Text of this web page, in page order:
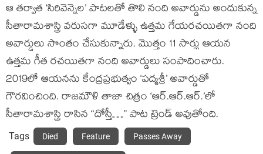
ఆ తర్వాత ‘సిరివెన్నెల’ పాటలతో తొలి నంది అవార్డును అందుకున్న
సీతారామశాస్త్రి వరుసగా మూడేళ్ళు ఉత్తమ గేయరచయితగా నంది
అవార్డులు సొంతం చేసుకున్నారు. మొత్తం 11 సార్లు ఆయన
ఉత్తమ గీత రచయితగా నంది అవార్డులు సంపాదించారు.
2019లో ఆయనను కేంద్రప్రభుత్వం ‘పద్మశ్రీ’ అవార్డుతో
గౌరవించింది. రాజమౌళి తాజా చిత్రం ‘ఆర్.ఆర్.ఆర్.’లో
సీతారామశాస్త్రి రాసిన “దోస్తీ…” పాట ట్రెండ్ అవుతోంది.
Tags Died Feature Passes Away